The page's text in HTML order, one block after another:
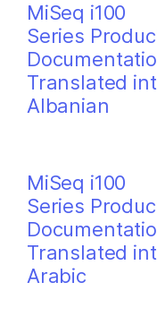
MiSeq i100
Series
Translated
Albanian
MiSeq i100
Series
Translated
Arabic